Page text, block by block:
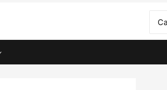
for: